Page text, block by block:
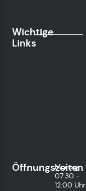
Wichtige
Links
Öffnungszeiten
Montag
07:30 -
12:00 Uhr